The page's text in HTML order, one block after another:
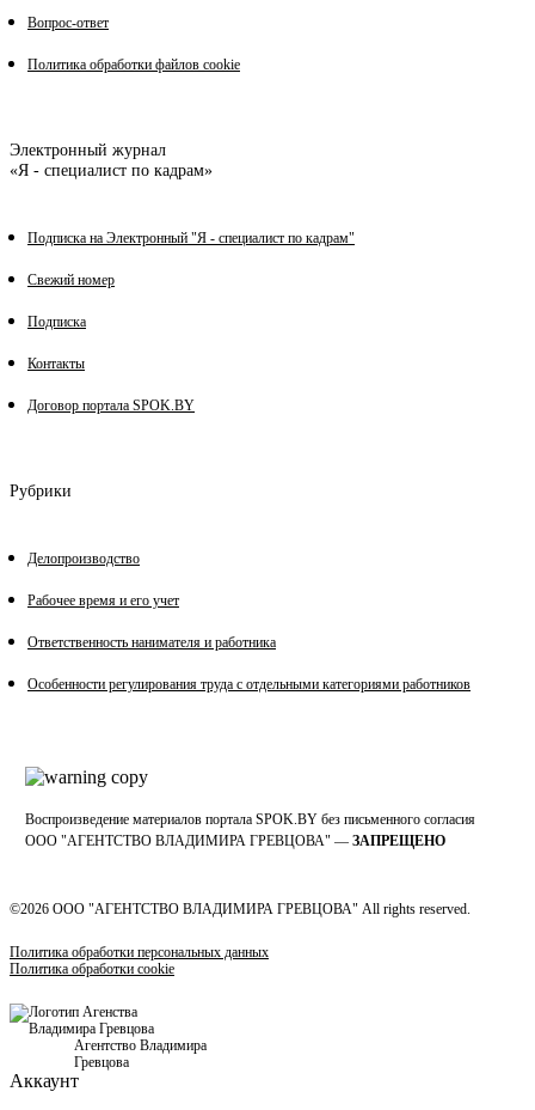
Вопрос-ответ
Политика обработки файлов cookie
Электронный журнал
«Я - специалист по кадрам»
Подписка на Электронный "Я - специалист по кадрам"
Свежий номер
Подписка
Контакты
Договор портала SPOK.BY
Рубрики
Делопроизводство
Рабочее время и его учет
Ответственность нанимателя и работника
Особенности регулирования труда с отдельными категориями работников
Воспроизведение материалов портала SPOK.BY без письменного согласия
OOO "АГЕНТСТВО ВЛАДИМИРА ГРЕВЦОВА" — ЗАПРЕЩЕНО
©2026 ООО "АГЕНТСТВО ВЛАДИМИРА ГРЕВЦОВА" All rights reserved.
Политика обработки персональных данных
Политика обработки cookie
Агентство Владимира
Гревцова
Аккаунт